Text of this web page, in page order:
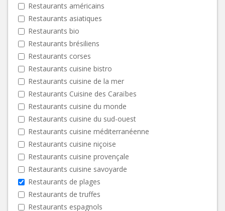
Restaurants américains
Restaurants asiatiques
Restaurants bio
Restaurants brésiliens
Restaurants corses
Restaurants cuisine bistro
Restaurants cuisine de la mer
Restaurants Cuisine des Caraïbes
Restaurants cuisine du monde
Restaurants cuisine du sud-ouest
Restaurants cuisine méditerranéenne
Restaurants cuisine niçoise
Restaurants cuisine provençale
Restaurants cuisine savoyarde
Restaurants de plages
Restaurants de truffes
Restaurants espagnols